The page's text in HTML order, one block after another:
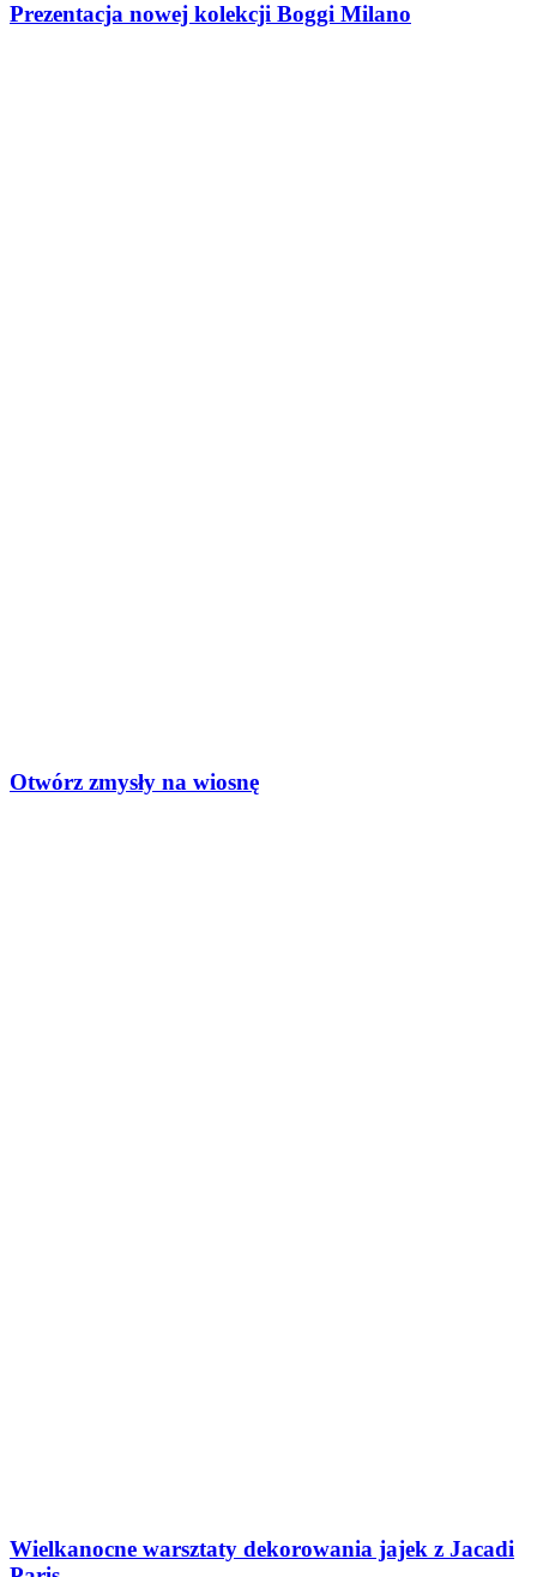
Prezentacja nowej kolekcji Boggi Milano
Otwórz zmysły na wiosnę
Wielkanocne warsztaty dekorowania jajek z Jacadi